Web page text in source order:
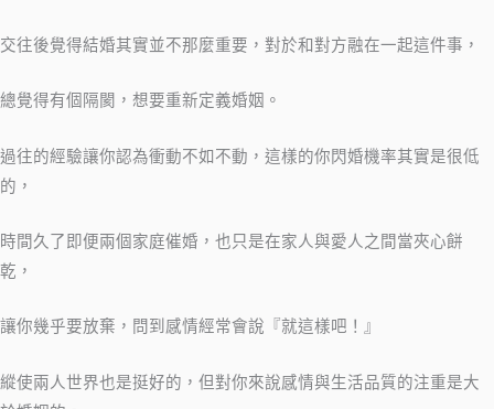
交往後覺得結婚其實並不那麼重要，對於和對方融在一起這件事，
總覺得有個隔閡，想要重新定義婚姻。
過往的經驗讓你認為衝動不如不動，這樣的你閃婚機率其實是很低
的，
時間久了即便兩個家庭催婚，也只是在家人與愛人之間當夾心餅
乾，
讓你幾乎要放棄，問到感情經常會說『就這樣吧！』
縱使兩人世界也是挺好的，但對你來說感情與生活品質的注重是大